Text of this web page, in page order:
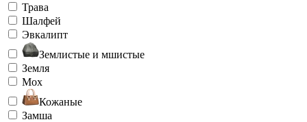
Трава
Шалфей
Эвкалипт
Землистые и мшистые
Земля
Мох
Кожаные
Замша